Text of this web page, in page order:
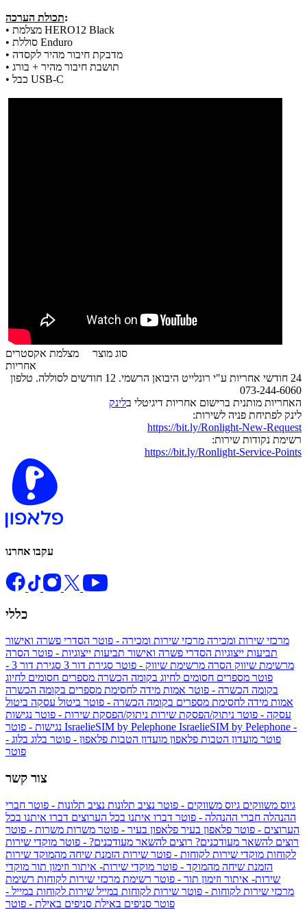
תכולת הערכה:
•
מצלמת HERO12 Black
•
סוללת Enduro
• מדבקת חיבור מהיר לקסדה
•
•
כבל USB-C
סוג מוצר מצלמת אקסטרים
אחריות
24 חודשי אחריות ע"י רונלייט היבואן הרשמי. 12 חודשים לסוללה. טלפון
073-244-6060
האחריות מותנית ברישום אחריות דיגיטלי בלינק
לינק לפתיחת פניה לשירות:
https://bit.ly/Ronlight-New-Request
רשימת נקודות שירות:
https://bit.ly/Ronlight-Service-Points
עקבו אחרנו
כללי
מרכזי שירות ומכירה מרכזי שירות ומכירה - פוטר הסדרי פשרה ואישור
תביעות ייצוגיות הסדרי פשרה ואישור תביעות ייצוגיות - פוטר הסרה
מרשימת שיווק הסרה מרשימת שיווק - פוטר סגירת דור 3
סגירת דור 3 -
פוטר מספרים חסומים לחיוג בקומה הכשרה מספרים חסומים לחיוג
בקומה הכשרה - פוטר אמות מידה לחסימת מספרים בקומה הכשרה
אמות מידה לחסימת מספרים בקומה הכשרה - פוטר ביטול עסקה ביטול
עסקה - פוטר ניתוק/הפסקת שירות ניתוק/הפסקת שירות - פוטר נגישות
IsraelieSIM by Pelephone IsraelieSIM by Pelephone -
פוטר מועדון הטבות פלאפון מועדון הטבות פלאפון - פוטר בלוג בלוג -
פוטר
צור קשר
גיוס משווקים גיוס משווקים - פוטר נציב תלונות נציב תלונות - פוטר חברי
ההנהלה חברי ההנהלה - פוטר דברו איתנו בכל הערוצים דברו איתנו בכל
הערוצים - פוטר פלאפון בעיר פלאפון בעיר - פוטר משרות משרות - פוטר
רוצים להשאר מעודכנים? רוצים להשאר מעודכנים? - פוטר מוקדי שירות
לקוחות מוקדי שירות לקוחות - פוטר שירות הזמנת שיחה מהמוקד שירות
הזמנת שיחה מהמוקד - פוטר מוקדי שירות- איתור וזימון תור מוקדי
שירות- איתור וזימון תור - פוטר רשימת מרכזי שירות לקוחות רשימת
מרכזי שירות לקוחות - פוטר שירות לקוחות במייל שירות לקוחות במייל -
פוטר סניפים באילת סניפים באילת - פוטר